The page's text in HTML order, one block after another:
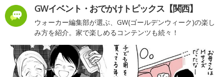
GWイベント・おでかけトピックス【関西】
ウォーカー編集部が選ぶ、GW(ゴールデンウィーク)の楽し
み方を紹介。家で楽しめるコンテンツも続々！